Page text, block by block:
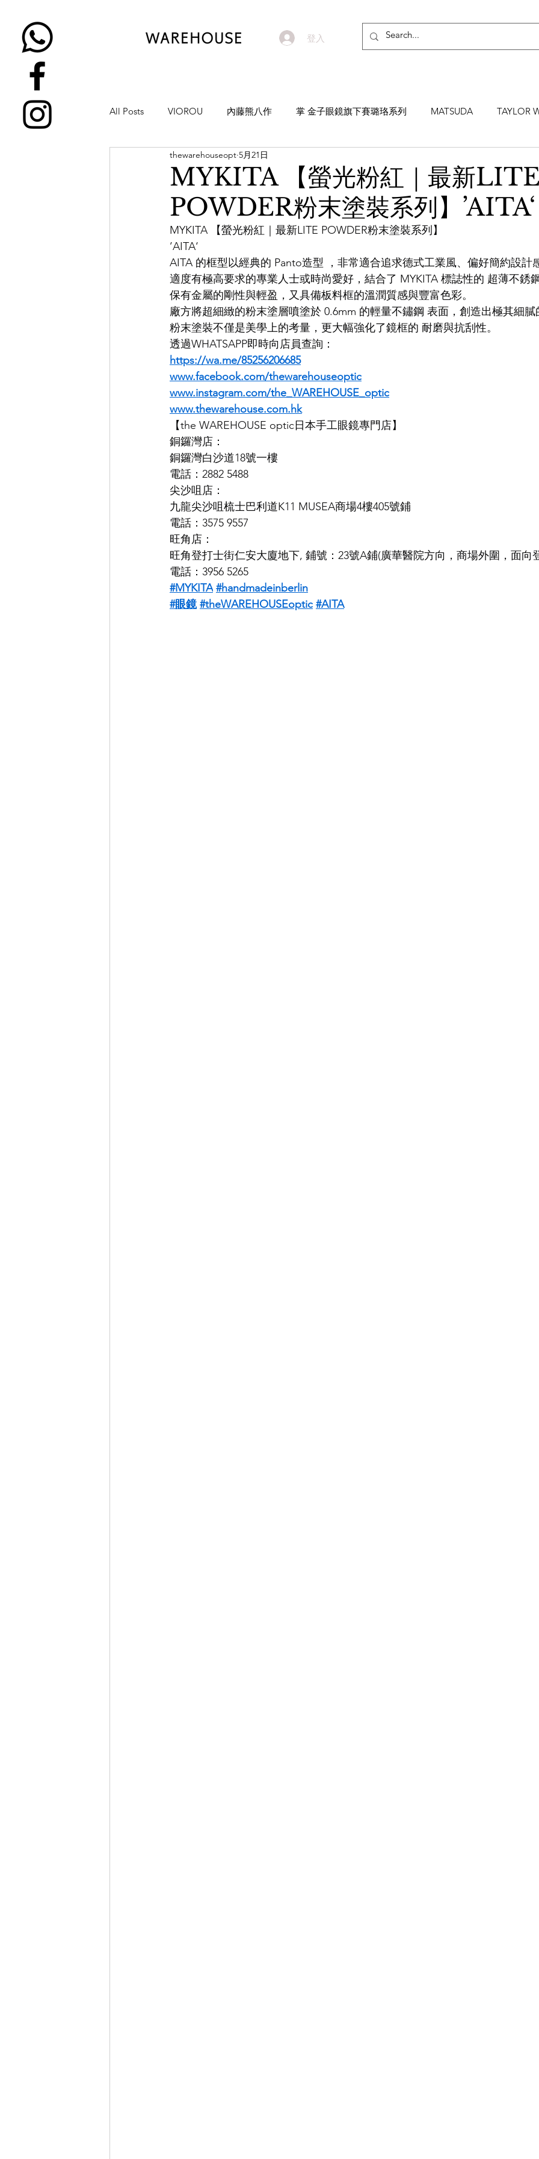
登入
All Posts VIOROU 內藤熊八作 掌 金子眼鏡旗下賽璐珞系列 MATSUDA TAYLOR
NATIVE SONS
YUICHI TOYAMA KAMEMANNEN MYKITA MOSCOT ZEISS MASAHIRO
H-FUSION JULIUS TART OPTICAL AKIRA AND SONS DITA 10EYEVAN
OG X OLIVER GOLDSMITH LUNOR 杉本圭 OLVER PEOPLES
EFFECTOR
MYKITA 【螢光粉紅｜最新LITE
POWDER粉末塗裝系列】’AITA‘
thewarehouseopt 5月21日
MYKITA 【螢光粉紅｜最新LITE POWDER粉末塗裝系列】
’AITA‘
AITA 的框型以經典的 Panto造型 ，非常適合追求德式工業風、偏好簡約設計
適度有極高要求的專業人士或時尚愛好，結合了 MYKITA 標誌性的 超薄不銹
保有金屬的剛性與輕盈，又具備板料框的溫潤質感與豐富色彩。
廠方將超細緻的粉末塗層噴塗於 0.6mm 的輕量不鏽鋼 表面，創造出極其細
粉末塗裝不僅是美學上的考量，更大幅強化了鏡框的 耐磨與抗刮性。
透過WHATSAPP即時向店員查詢：
https://wa.me/85256206685
www.facebook.com/thewarehouseoptic
www.instagram.com/the_WAREHOUSE_optic
www.thewarehouse.com.hk
【the WAREHOUSE optic日本手工眼鏡專門店】
銅鑼灣店：
銅鑼灣白沙道18號一樓
電話：2882 5488
尖沙咀店：
九龍尖沙咀梳士巴利道K11 MUSEA商場4樓405號鋪
電話：3575 9557
旺角店：
旺角登打士街仁安大廈地下, 鋪號：23號A鋪(廣華醫院方向，商場外圍，面向
電話：3956 5265
#MYKITA #handmadeinberlin
#眼鏡 #theWAREHOUSEoptic #AITA